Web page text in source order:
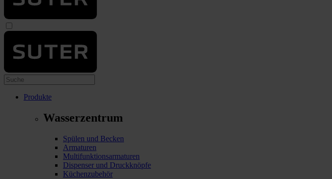
Produkte
Wasserzentrum
Spülen und Becken
Armaturen
Multifunktionsarmaturen
Dispenser und Druckknöpfe
Küchenzubehör